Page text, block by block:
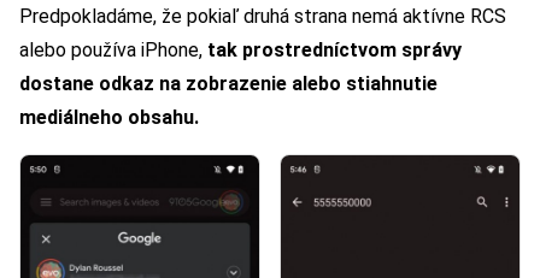
Predpokladáme, že pokiaľ druhá strana nemá aktívne RCS
alebo používa iPhone, tak prostredníctvom správy
dostane odkaz na zobrazenie alebo stiahnutie
mediálneho obsahu.